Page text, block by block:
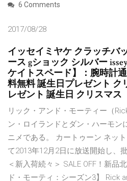
6 Comments
2017/08/28
イッセイミヤケ クラッチバ
ース gショック シルバー
ケイトスペード】：腕時計
料無料 誕生日プレゼント ク
レゼント 誕生日 クリスマス
リック・アンド・モーティー（
ン・ロイランドとダン・ハーモン
ニメである。 カートゥーン ネッ
て2013年12月2日に放送開始し、
＜新入荷続々＞ SALE OFF！新品
ド・モーティ：シーズン3】 Rick